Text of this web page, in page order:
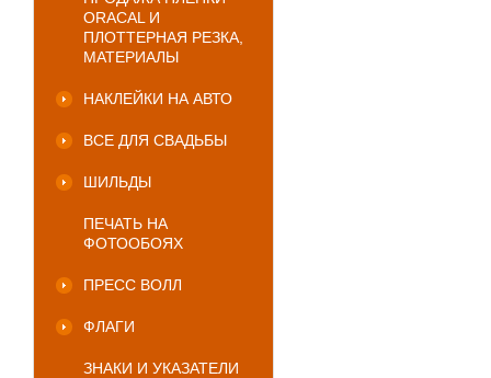
ORACAL И
ПЛОТТЕРНАЯ РЕЗКА,
МАТЕРИАЛЫ
НАКЛЕЙКИ НА АВТО
ВСЕ ДЛЯ СВАДЬБЫ
ШИЛЬДЫ
ПЕЧАТЬ НА
ФОТООБОЯХ
ПРЕСС ВОЛЛ
ФЛАГИ
ЗНАКИ И УКАЗАТЕЛИ